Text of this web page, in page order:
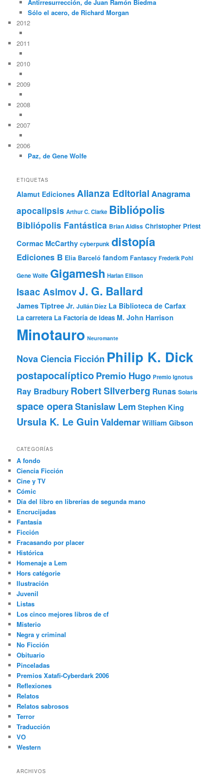
Antirresurrección, de Juan Ramón Biedma
Sólo el acero, de Richard Morgan
2012
2011
2010
2009
2008
2007
2006
Paz, de Gene Wolfe
ETIQUETAS
Alamut Ediciones Alianza Editorial Anagrama
apocalipsis Arthur C. Clarke Bibliópolis
Bibliópolis Fantástica Brian Aldiss Christopher Priest
Cormac McCarthy cyberpunk distopía
Ediciones B Elia Barceló fandom Fantascy Frederik Pohl
Gene Wolfe Gigamesh Harlan Ellison
Isaac AsimovJ. G. Ballard
James Tiptree Jr. Julián Díez La Biblioteca de Carfax
La carretera La Factoría de Ideas M. John Harrison
Minotauro Neuromante
Nova Ciencia Ficción Philip K. Dick
postapocalípticoPremio Hugo Premio Ignotus
Ray Bradbury Robert Silverberg Runas Solaris
space operaStanislaw Lem Stephen King
Ursula K. Le GuinValdemarWilliam Gibson
CATEGORÍAS
A fondo
Ciencia Ficción
Cine y TV
Cómic
Día del libro en librerías de segunda mano
Encrucijadas
Fantasía
Ficción
Fracasando por placer
Histórica
Homenaje a Lem
Hors catégorie
Ilustración
Juvenil
Listas
Los cinco mejores libros de cf
Misterio
Negra y criminal
No Ficción
Obituario
Pinceladas
Premios Xatafi-Cyberdark 2006
Reflexiones
Relatos
Relatos sabrosos
Terror
Traducción
VO
Western
ARCHIVOS